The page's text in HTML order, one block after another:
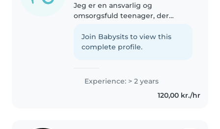
Jeg er en ansvarlig og
omsorgsfuld teenager, der
års erfaring med at passe børn i
alle aldre, fra børnehave til
Join Babysits to view this
complete profile.
Experience: > 2 years
120,00 kr./hr